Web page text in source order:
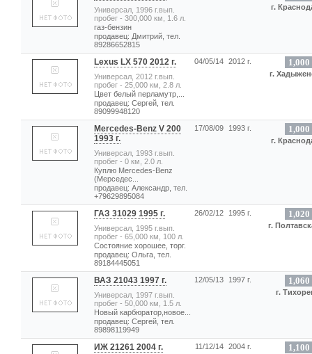
Универсал, 1996 г.вып.
пробег - 300,000 км, 1.6 л.
газ-бензин
продавец: Дмитрий, тел.
89286652815
г.
Lexus LX 570 2012 г.
Универсал, 2012 г.вып.
пробег - 25,000 км, 2.8 л.
Цвет белый перламутр,...
продавец: Сергей, тел.
89099948120
04/05/14 2012 г. 1,000
г.
Mercedes-Benz V 200
1993 г.
Универсал, 1993 г.вып.
пробег - 0 км, 2.0 л.
Куплю Mercedes-Benz
(Мерседес...
продавец: Александр, тел.
+79629895084
17/08/09 1993 г. 1,000
г.
ГАЗ 31029 1995 г.
Универсал, 1995 г.вып.
пробег - 65,000 км, 100 л.
Состояние хорошее, торг.
продавец: Ольга, тел.
89184445051
26/02/12 1995 г. 1,020
г.
ВАЗ 21043 1997 г.
Универсал, 1997 г.вып.
пробег - 50,000 км, 1.5 л.
Новый карбюратор,новое...
продавец: Сергей, тел.
89898119949
12/05/13 1997 г. 1,060
г.
ИЖ 21261 2004 г. 11/12/14 2004 г. 1,100